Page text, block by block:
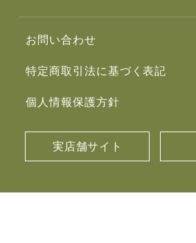
お問い合わせ
特定商取引法に基づく表記
個人情報保護方針
実店舗サイト